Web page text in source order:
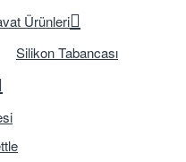
Ürünleri
Silikon Tabancası